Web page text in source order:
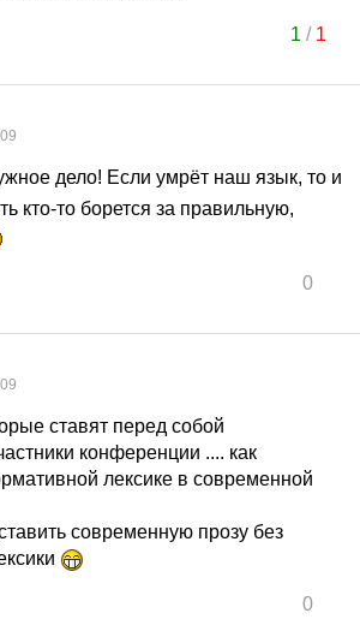
1 / 1
дело! Если умрёт наш язык, то и
кто-то борется за правильную,
0
ставят перед собой
конференции .... как
лексике в современной
современную прозу без
0